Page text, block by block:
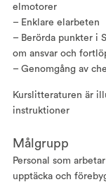
elmotorer
– Enklare elarbeten
– Berörda punkter i
om ansvar och
– Genomgång av
Kurslitteraturen är
instruktioner
Målgrupp
Personal som
upptäcka och